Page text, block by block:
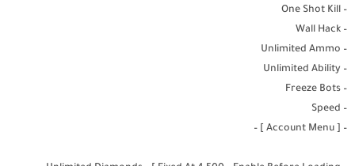
أنشئ فريقك الخاص
– أكثر من 80 شخصية لبناء فريق أحلامك وتصبح أفضل مطلق نار.
– خصص شخصياتك بجلود قوية ومثيرة!
– قم بترقية شخصياتك لجعلها أكثر روعة!
اصنع أصدقاء ، منافسين ، وكن نجماً !!
– One Shot Kill
– Wall Hack
– Unlimited Ammo
– Unlimited Ability
– Freeze Bots
– Speed
– [ Account Menu ] –